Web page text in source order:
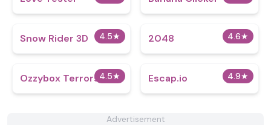
4.5★
Snow Rider 3D 4.6★
2048
4.5★
Ozzybox Terrors 4.9★
Escap.io
Advertisement